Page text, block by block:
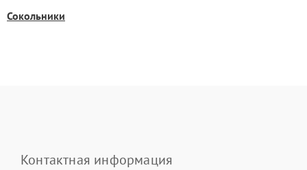
Сокольники
Контактная информация